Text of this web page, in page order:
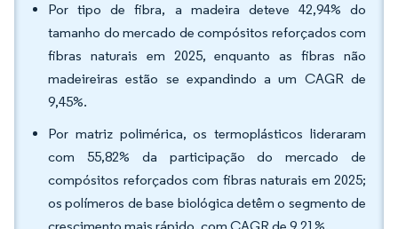
Por tipo de fibra, a madeira deteve 42,94% do
tamanho do mercado de compósitos reforçados com
fibras naturais em 2025, enquanto as fibras não
madeireiras estão se expandindo a um CAGR de
9,45%.
Por matriz polimérica, os termoplásticos lideraram
com 55,82% da participação do mercado de
compósitos reforçados com fibras naturais em 2025;
os polímeros de base biológica detêm o segmento de